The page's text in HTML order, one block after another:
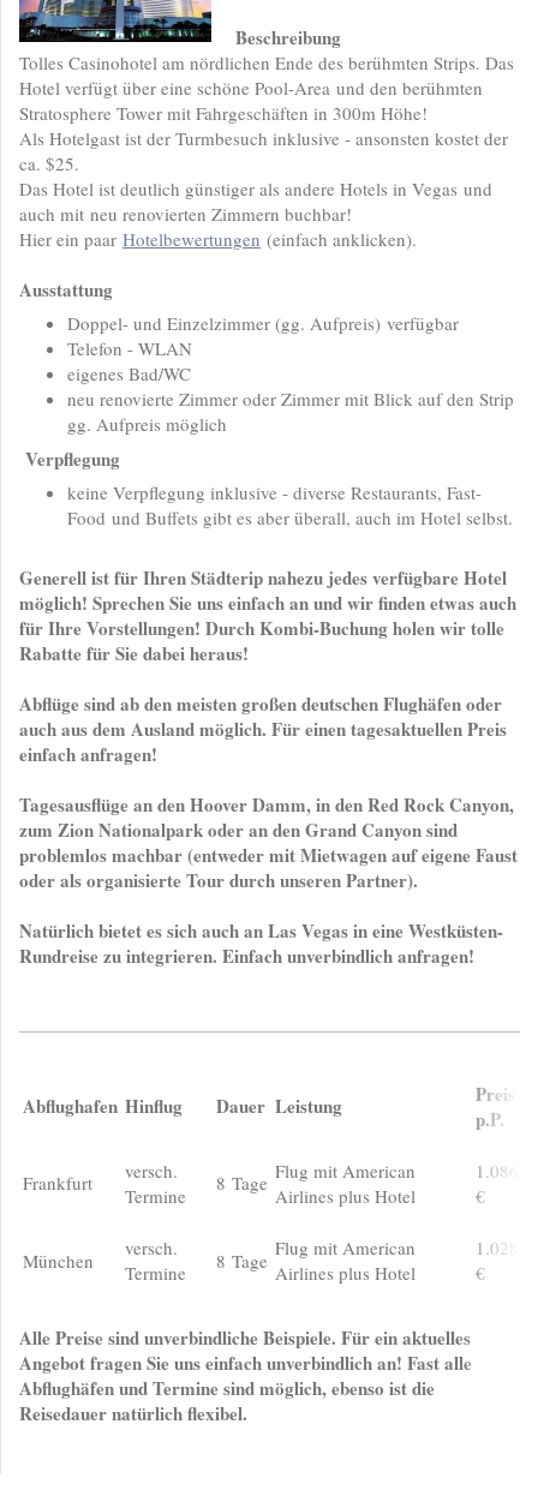
Beschreibung
Tolles Casinohotel am nördlichen Ende des berühmten Strips. Das
Hotel verfügt über eine schöne Pool-Area und den berühmten
Stratosphere Tower mit Fahrgeschäften in 300m Höhe!
Als Hotelgast ist der Turmbesuch inklusive - ansonsten kostet der
ca. $25.
Das Hotel ist deutlich günstiger als andere Hotels in Vegas und
auch mit neu renovierten Zimmern buchbar!
Hier ein paar Hotelbewertungen (einfach anklicken).
Ausstattung
Doppel- und Einzelzimmer (gg. Aufpreis) verfügbar
Telefon - WLAN
eigenes Bad/WC
neu renovierte Zimmer oder Zimmer mit Blick auf den Strip
gg. Aufpreis möglich
Verpflegung
keine Verpflegung inklusive - diverse Restaurants, Fast-
Food und Buffets gibt es aber überall, auch im Hotel selbst.
Generell ist für Ihren Städterip nahezu jedes verfügbare Hotel
möglich! Sprechen Sie uns einfach an und wir finden etwas auch
für Ihre Vorstellungen! Durch Kombi-Buchung holen wir tolle
Rabatte für Sie dabei heraus!
Abflüge sind ab den meisten großen deutschen Flughäfen oder
auch aus dem Ausland möglich. Für einen tagesaktuellen Preis
einfach anfragen!
Tagesausflüge an den Hoover Damm, in den Red Rock Canyon,
zum Zion Nationalpark oder an den Grand Canyon sind
problemlos machbar (entweder mit Mietwagen auf eigene Faust
oder als organisierte Tour durch unseren Partner).
Natürlich bietet es sich auch an Las Vegas in eine Westküsten-
Rundreise zu integrieren. Einfach unverbindlich anfragen!
Abflughafen Hinflug Dauer Leistung
Preis
p.P.
Frankfurt
versch.
Termine
8 Tage Flug mit American
Airlines plus Hotel
1.086,-
€
München
versch.
Termine
8 Tage
Flug mit American
Airlines plus Hotel
1.028,-
€
Alle Preise sind unverbindliche Beispiele. Für ein aktuelles
Angebot fragen Sie uns einfach unverbindlich an! Fast alle
Abflughäfen und Termine sind möglich, ebenso ist die
Reisedauer natürlich flexibel.